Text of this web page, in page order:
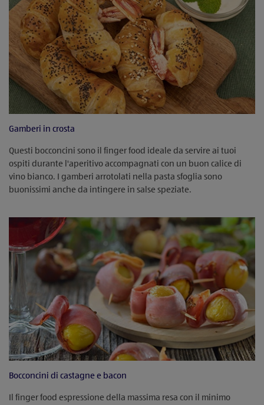
Gamberi in crosta
Questi bocconcini sono il finger food ideale da servire ai tuoi
ospiti durante l'aperitivo accompagnati con un buon calice di
vino bianco. I gamberi arrotolati nella pasta sfoglia sono
buonissimi anche da intingere in salse speziate.
Bocconcini di castagne e bacon
Il finger food espressione della massima resa con il minimo